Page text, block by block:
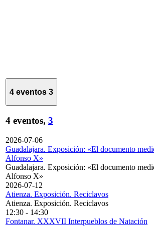
4 eventos 3
4 eventos, 3
2026-07-06
Guadalajara. Exposición: «El documento
Alfonso X»
Guadalajara. Exposición: «El documento
Alfonso X»
2026-07-12
Atienza. Exposición. Reciclavos
Atienza. Exposición. Reciclavos
12:30 - 14:30
Fontanar. XXXVII Interpueblos de Natación